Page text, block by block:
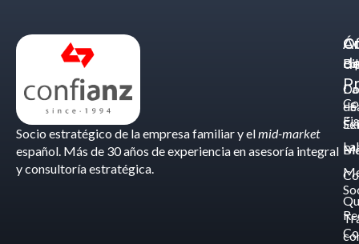
Socio estratégico de la empresa familiar y elmid-market
español. Más de 30 años de experiencia en asesoría integral
y consultoría estratégica.
de
-